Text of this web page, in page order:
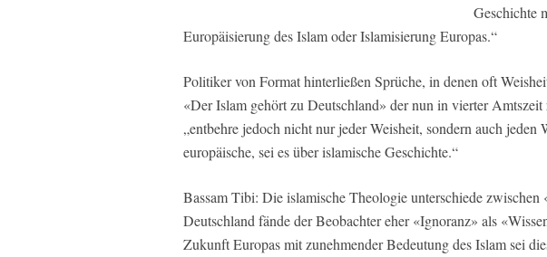
Geschichte
Europäisierung des Islam oder Islamisierung Europas.“
Politiker von Format hinterließen Sprüche, in denen oft
«Der Islam gehört zu Deutschland» der nun in vierter
„entbehre jedoch nicht nur jeder Weisheit, sondern auch jeden
europäische, sei es über islamische Geschichte.“
Bassam Tibi: Die islamische Theologie unterschiede
Deutschland fände der Beobachter eher «Ignoranz» als
Zukunft Europas mit zunehmender Bedeutung des Islam sei